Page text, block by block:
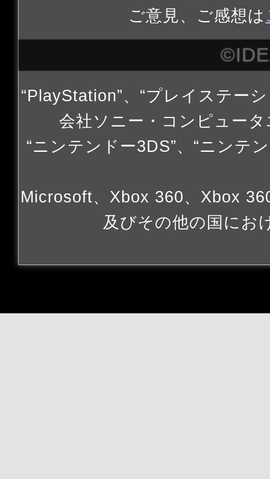
ご意見、ご感想は
“PlayStation”、“プレイステー
会社ソニー・コンピュー
“ニンテンドー3DS”、“ニンテ
Microsoft、Xbox 360、Xbox
及びその他の国にお